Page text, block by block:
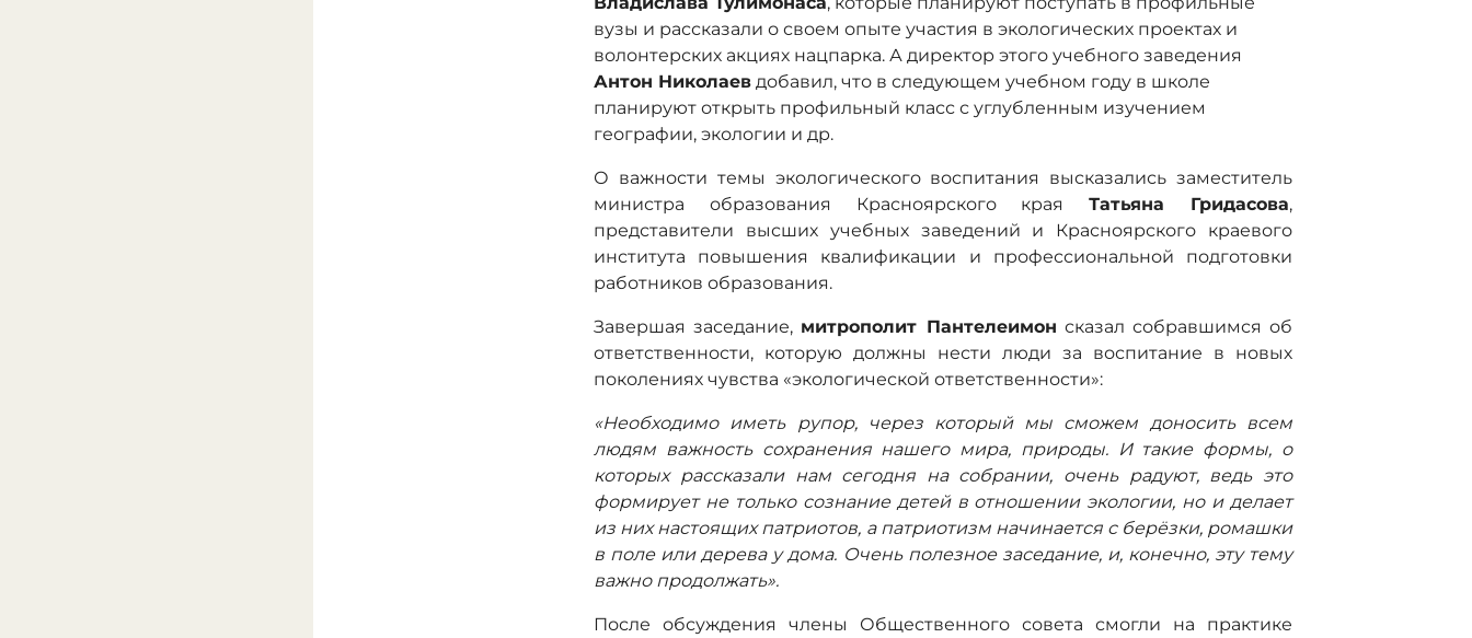
вузы и рассказали о своем опыте участия в экологических проектах и
волонтерских акциях нацпарка. А директор этого учебного заведения
Антон Николаев добавил, что в следующем учебном году в школе
планируют открыть профильный класс с углубленным изучением
географии, экологии и др.
О важности темы экологического воспитания высказались заместитель
министра образования Красноярского краяТатьяна Гридасова,
представители высших учебных заведений и Красноярского краевого
института повышения квалификации и профессиональной подготовки
работников образования.
Завершая заседание, митрополит Пантелеимон сказал собравшимся об
ответственности, которую должны нести люди за воспитание в новых
поколениях чувства «экологической ответственности»:
«Необходимо иметь рупор, через который мы сможем доносить всем
людям важность сохранения нашего мира, природы. И такие формы, о
которых рассказали нам сегодня на собрании, очень радуют, ведь это
формирует не только сознание детей в отношении экологии, но и делает
из них настоящих патриотов, а патриотизм начинается с берёзки, ромашки
в поле или дерева у дома. Очень полезное заседание, и, конечно, эту тему
важно продолжать».
После обсуждения члены Общественного совета смогли на практике